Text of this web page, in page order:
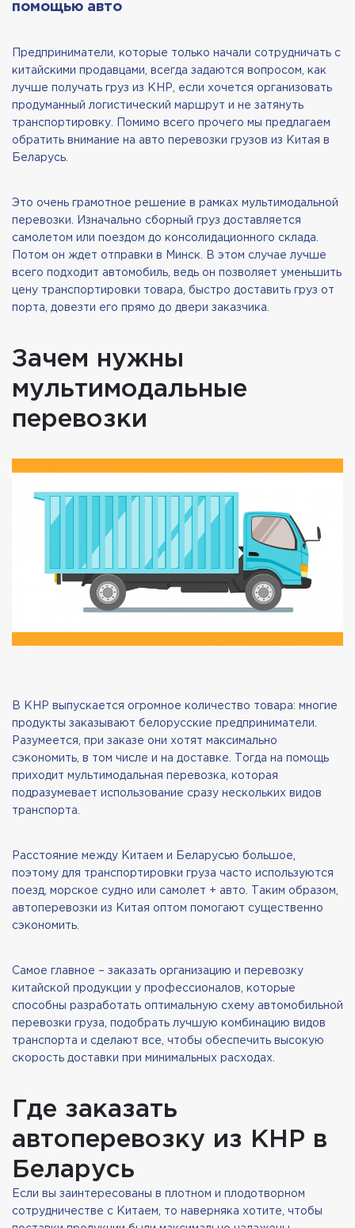
помощью авто
Предприниматели, которые только начали сотрудничать с
китайскими продавцами, всегда задаются вопросом, как
лучше получать груз из КНР, если хочется организовать
продуманный логистический маршрут и не затянуть
транспортировку. Помимо всего прочего мы предлагаем
обратить внимание на авто перевозки грузов из Китая в
Беларусь.
Это очень грамотное решение в рамках мультимодальной
перевозки. Изначально сборный груз доставляется
самолетом или поездом до консолидационного склада.
Потом он ждет отправки в Минск. В этом случае лучше
всего подходит автомобиль, ведь он позволяет уменьшить
цену транспортировки товара, быстро доставить груз от
порта, довезти его прямо до двери заказчика.
Зачем нужны
мультимодальные
перевозки
В КНР выпускается огромное количество товара: многие
продукты заказывают белорусские предприниматели.
Разумеется, при заказе они хотят максимально
сэкономить, в том числе и на доставке. Тогда на помощь
приходит мультимодальная перевозка, которая
подразумевает использование сразу нескольких видов
транспорта.
Расстояние между Китаем и Беларусью большое,
поэтому для транспортировки груза часто используются
поезд, морское судно или самолет + авто. Таким образом,
автоперевозки из Китая оптом помогают существенно
сэкономить.
Самое главное – заказать организацию и перевозку
китайской продукции у профессионалов, которые
способны разработать оптимальную схему автомобильной
перевозки груза, подобрать лучшую комбинацию видов
транспорта и сделают все, чтобы обеспечить высокую
скорость доставки при минимальных расходах.
Где заказать
автоперевозку из КНР в
Беларусь
Если вы заинтересованы в плотном и плодотворном
сотрудничестве с Китаем, то наверняка хотите, чтобы